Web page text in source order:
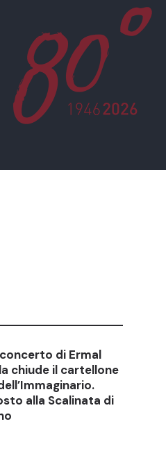
di Ermal
chiude il cartellone
alla Scalinata di